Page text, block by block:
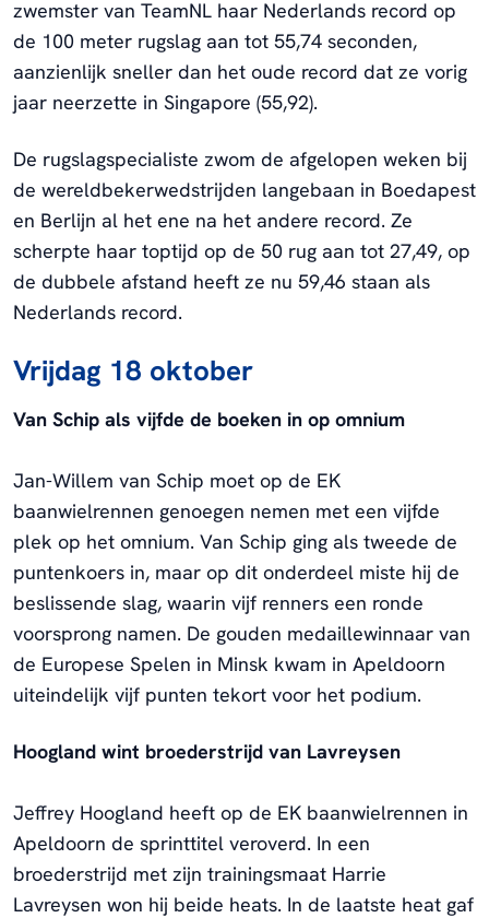
zwemster van TeamNL haar Nederlands record op
de 100 meter rugslag aan tot 55,74 seconden,
aanzienlijk sneller dan het oude record dat ze vorig
jaar neerzette in Singapore (55,92).
De rugslagspecialiste zwom de afgelopen weken bij
de wereldbekerwedstrijden langebaan in Boedapest
en Berlijn al het ene na het andere record. Ze
scherpte haar toptijd op de 50 rug aan tot 27,49, op
de dubbele afstand heeft ze nu 59,46 staan als
Nederlands record.
Vrijdag 18 oktober
Van Schip als vijfde de boeken in op omnium
Jan-Willem van Schip moet op de EK
baanwielrennen genoegen nemen met een vijfde
plek op het omnium. Van Schip ging als tweede de
puntenkoers in, maar op dit onderdeel miste hij de
beslissende slag, waarin vijf renners een ronde
voorsprong namen. De gouden medaillewinnaar van
de Europese Spelen in Minsk kwam in Apeldoorn
uiteindelijk vijf punten tekort voor het podium.
Hoogland wint broederstrijd van Lavreysen
Jeffrey Hoogland heeft op de EK baanwielrennen in
Apeldoorn de sprinttitel veroverd. In een
broederstrijd met zijn trainingsmaat Harrie
Lavreysen won hij beide heats. In de laatste heat gaf